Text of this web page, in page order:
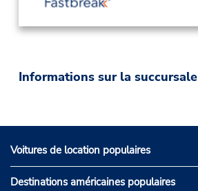
Informations sur la succursale
Voitures de location populaires
Destinations américaines populaires